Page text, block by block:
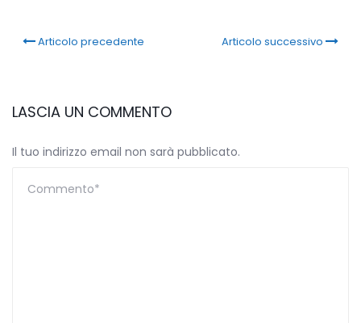
Articolo precedente Articolo successivo
LASCIA UN COMMENTO
Il tuo indirizzo email non sarà pubblicato.